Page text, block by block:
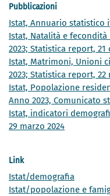
Pubblicazioni
Istat, Annuario statistico
Istat, Natalità e
2023; Statistica report, 21
Istat, Matrimoni, Unioni
2023; Statistica report, 22
Istat, Popolazione
Anno 2023, Comunicato
Istat, indicatori
29 marzo 2024
Link
Istat/demografia
Istat/popolazione e